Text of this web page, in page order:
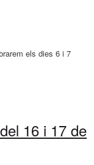
els dies 6 i 7
16 i 17 de